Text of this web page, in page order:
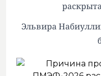
Эльвира